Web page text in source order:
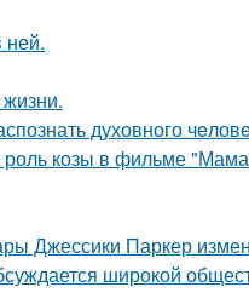
ней.
духовного
козы в фильме
Джессики Паркер
широкой